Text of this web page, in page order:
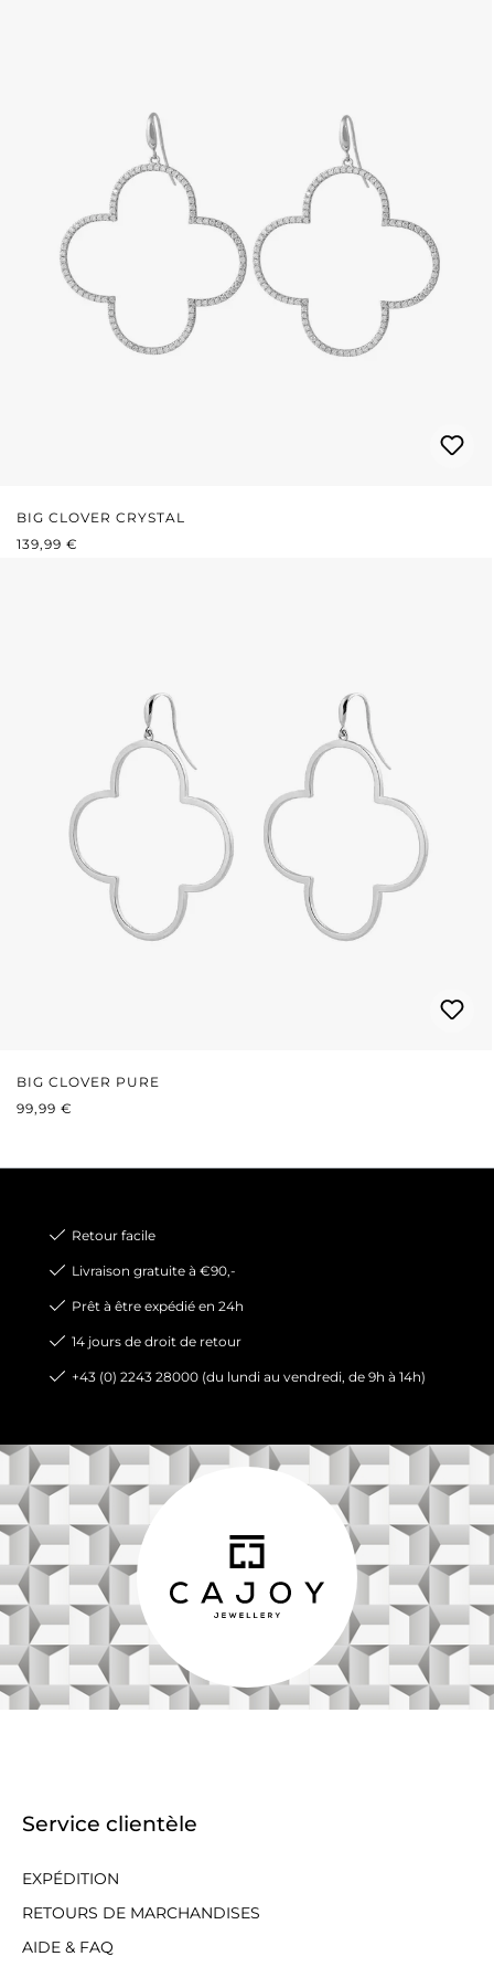
BIG CLOVER CRYSTAL
PRIX RÉGULIER :
139,99 €
BIG CLOVER PURE
PRIX RÉGULIER :
99,99 €
Retour facile
Livraison gratuite à €90,-
Prêt à être expédié en 24h
14 jours de droit de retour
+43 (0) 2243 28000 (du lundi au vendredi, de 9h à 14h)
Service clientèle
EXPÉDITION
RETOURS DE MARCHANDISES
AIDE & FAQ